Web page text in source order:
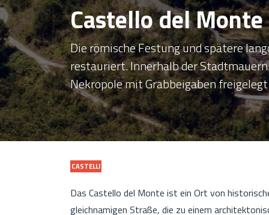
Castello del Monte
Die römische Festung und spätere
restauriert. Innerhalb der
Nekropole mit Grabbeigaben freigelegt
CASTELLI
Das Castello del Monte ist ein Ort von
gleichnamigen Straße, die zu einem